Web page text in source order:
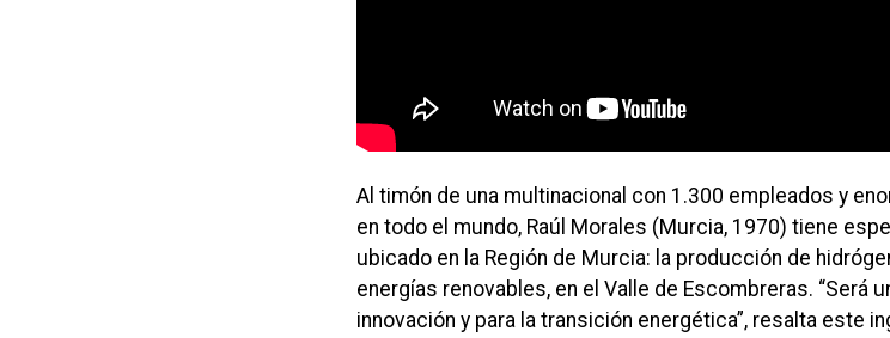
Al timón de una multinacional con 1.300 empleados y
en todo el mundo, Raúl Morales (Murcia, 1970) tiene
ubicado en la Región de Murcia: la producción de
energías renovables, en el Valle de Escombreras. “Será
innovación y para la transición energética”, resalta este